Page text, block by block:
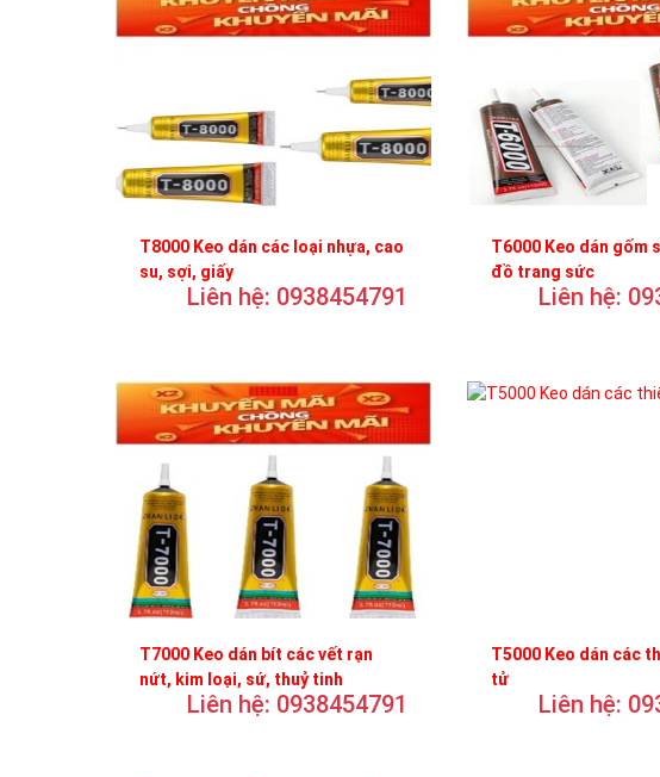
T8000 Keo dán các loại nhựa, cao
su, sợi, giấy
Liên hệ: 0938454791
T6000 Keo dán gốm
đồ trang sức
Liên hệ:
T7000 Keo dán bít các vết rạn
nứt, kim loại, sứ, thuỷ tinh
Liên hệ: 0938454791
T5000 Keo dán các
tử
Liên hệ: